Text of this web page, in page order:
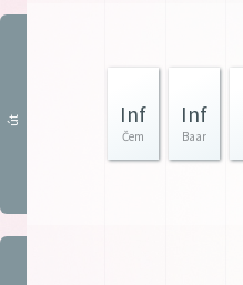
út Inf
Čem
Inf
Baar